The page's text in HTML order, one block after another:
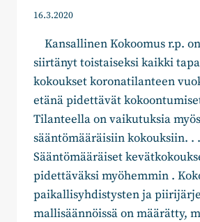
16.3.2020
Kansallinen Kokoomus r.p.
siirtänyt toistaiseksi kaikki
kokoukset koronatilanteen
etänä pidettävät
Tilanteella on vaikutuksia
sääntömääräisiin kokouksiin. . .
Sääntömääräiset
pidettäväksi myöhemmin .
paikallisyhdistysten ja
mallisäännöissä on määrätty,